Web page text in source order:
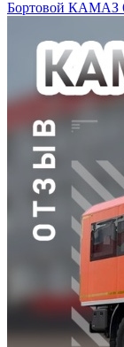
Бортовой КАМАЗ